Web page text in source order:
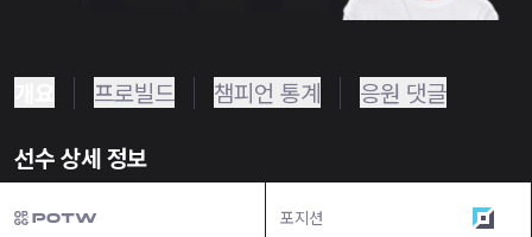
프로빌드 챔피언 통계 응원 댓글
선수 상세 정보
포지션